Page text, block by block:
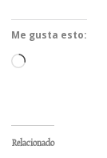
Me gusta esto:
Cargando...
Relacionado